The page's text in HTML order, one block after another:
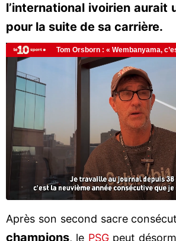
l’international ivoirien aurait
pour la suite de sa carrière.
Après son second sacre
champions, le PSGpeut